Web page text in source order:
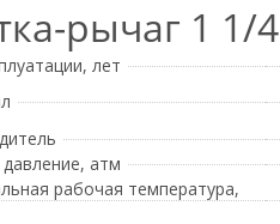
рычаг 1 1/4
лет
атм
рабочая температура,